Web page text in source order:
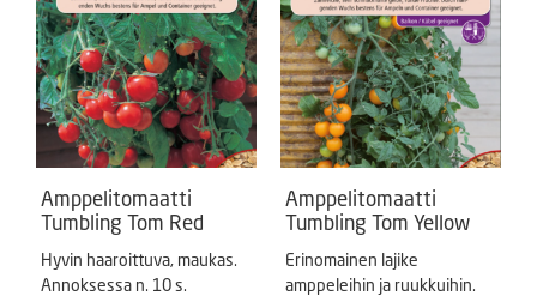
Amppelitomaatti
Tumbling Tom Red
Hyvin haaroittuva, maukas.
Annoksessa n. 10 s.
Amppelitomaatti
Tumbling Tom Yellow
Erinomainen lajike
amppeleihin ja ruukkuihin.